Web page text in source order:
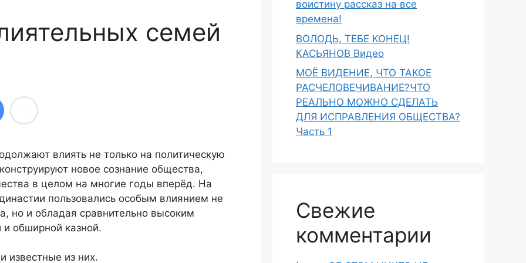
семей
влиять не только на политическую
новое сознание общества,
в целом на многие годы вперёд. На
пользовались особым влиянием не
но и обладая сравнительно высоким
обширной казной.
известные из них.
воистину рассказ на все
времена!
ВОЛОДЬ, ТЕБЕ КОНЕЦ!
КАСЬЯНОВ Видео
МОЁ ВИДЕНИЕ, ЧТО ТАКОЕ
РАСЧЕЛОВЕЧИВАНИЕ?ЧТО
РЕАЛЬНО МОЖНО СДЕЛАТЬ
ДЛЯ ИСПРАВЛЕНИЯ ОБЩЕСТВА?
Часть 1
Свежие
комментарии